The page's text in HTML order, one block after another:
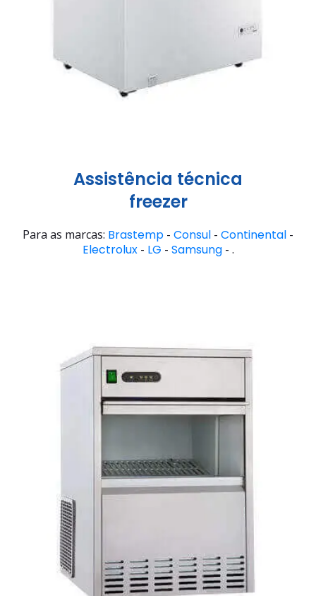
Assistência técnica
freezer
Para as marcas: Brastemp - Consul - Continental -
Electrolux- LG - Samsung- .